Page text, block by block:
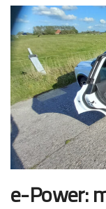
e-Power: